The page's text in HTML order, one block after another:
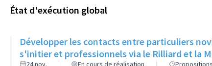
État d'exécution global
Développer les contacts entre particuliers
s'initier et professionnels via le Rilliard et la
24 nov. En cours de réalisation